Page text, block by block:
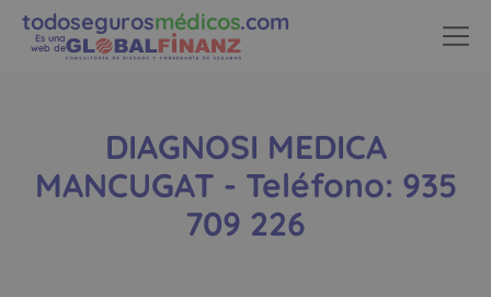
todosegurosmédicos.com
Es una
web de
DIAGNOSI MEDICA
MANCUGAT - Teléfono: 935
709 226